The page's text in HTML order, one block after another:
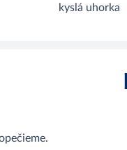
kyslá uhorka